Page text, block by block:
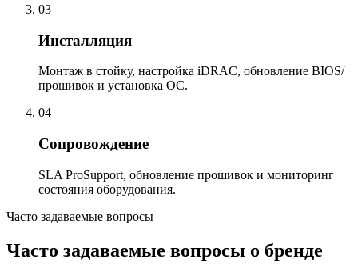
03
Инсталляция
Монтаж в стойку, настройка iDRAC, обновление BIOS/
прошивок и установка ОС.
04
Сопровождение
SLA ProSupport, обновление прошивок и мониторинг
состояния оборудования.
Часто задаваемые вопросы
Часто задаваемые вопросы о бренде